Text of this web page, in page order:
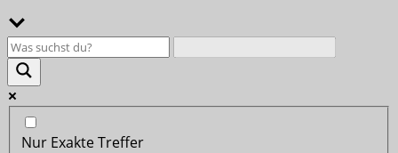
Nur Exakte Treffer